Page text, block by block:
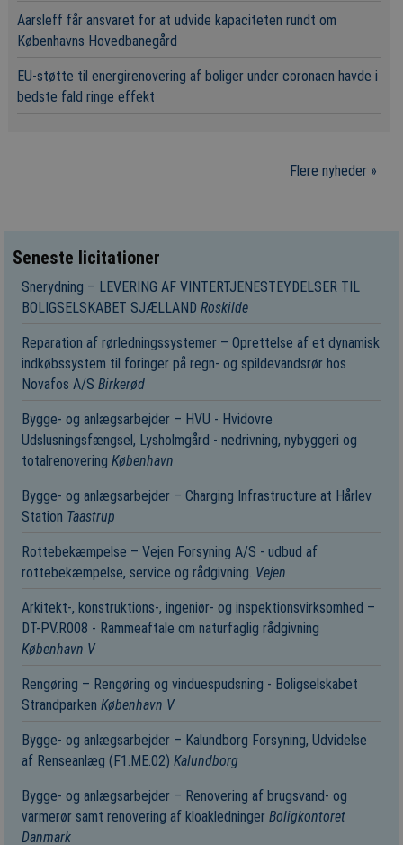
Aarsleff får ansvaret for at udvide kapaciteten rundt om
Københavns Hovedbanegård
EU-støtte til energirenovering af boliger under coronaen havde i
bedste fald ringe effekt
Flere nyheder »
Seneste licitationer
Snerydning – LEVERING AF VINTERTJENESTEYDELSER TIL
BOLIGSELSKABET SJÆLLANDRoskilde
Reparation af rørledningssystemer – Oprettelse af et dynamisk
indkøbssystem til foringer på regn- og spildevandsrør hos
Novafos A/SBirkerød
Bygge- og anlægsarbejder – HVU - Hvidovre
Udslusningsfængsel, Lysholmgård - nedrivning, nybyggeri og
totalrenoveringKøbenhavn
Bygge- og anlægsarbejder – Charging Infrastructure at Hårlev
Station Taastrup
Rottebekæmpelse – Vejen Forsyning A/S - udbud af
rottebekæmpelse, service og rådgivning. Vejen
Arkitekt-, konstruktions-, ingeniør- og inspektionsvirksomhed –
DT-PV.R008 - Rammeaftale om naturfaglig rådgivning
København V
Rengøring – Rengøring og vinduespudsning - Boligselskabet
StrandparkenKøbenhavn V
Bygge- og anlægsarbejder – Kalundborg Forsyning, Udvidelse
af Renseanlæg (F1.ME.02)Kalundborg
Bygge- og anlægsarbejder – Renovering af brugsvand- og
varmerør samt renovering af kloakledningerBoligkontoret
Danmark